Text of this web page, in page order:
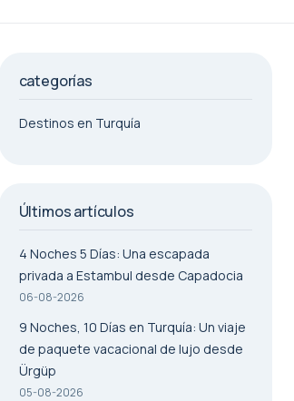
categorías
Destinos en Turquía
Últimos artículos
4 Noches 5 Días: Una escapada
privada a Estambul desde Capadocia
06-08-2026
9 Noches, 10 Días en Turquía: Un viaje
de paquete vacacional de lujo desde
Ürgüp
05-08-2026